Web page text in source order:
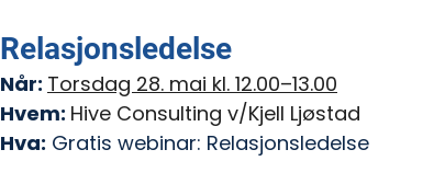
Relasjonsledelse
Når: Torsdag 28. mai kl. 12.00–13.00
Hvem: Hive Consulting v/Kjell Ljøstad
Hva: Gratis webinar: Relasjonsledelse